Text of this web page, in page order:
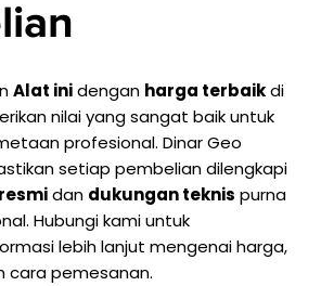
Alat inidengan harga terbaikdi
nilai yang sangat baik untuk
profesional. Dinar Geo
setiap pembelian dilengkapi
dan dukungan teknis purna
Hubungi kami untuk
lebih lanjut mengenai harga,
cara pemesanan.